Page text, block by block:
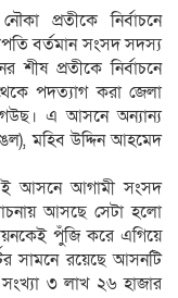
প্রতীকে নির্বাচনে
বর্তমান সংসদ সদস্য
প্রতীকে নির্বাচনে
পদত্যাগ করা জেলা
এ আসনে অন্যান্য
মহিব উদ্দিন আহমেদ
এই আসনে আগামী সংসদ
আসছে সেটা হলো
পুঁজি করে এগিয়ে
সামনে রয়েছে আসনটি
৩ লাখ ২৬ হাজার